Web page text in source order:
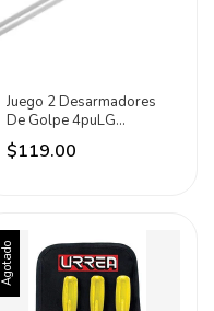
Juego 2 Desarmadores
De Golpe 4puLG
Imantados Marca Santul
$119.00
Agotado